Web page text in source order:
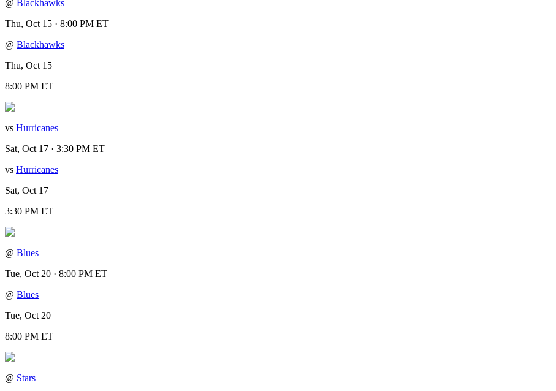
@ Blackhawks
Thu, Oct 15 · 8:00 PM ET
@ Blackhawks
Thu, Oct 15
8:00 PM ET
vs Hurricanes
Sat, Oct 17 · 3:30 PM ET
vs Hurricanes
Sat, Oct 17
3:30 PM ET
@ Blues
Tue, Oct 20 · 8:00 PM ET
@ Blues
Tue, Oct 20
8:00 PM ET
@ Stars